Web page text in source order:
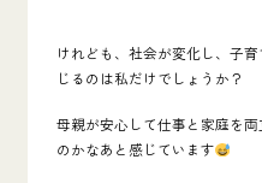
けれども、社会が変化し、子
じるのは私だけでしょうか？
母親が安心して仕事と家庭を
のかなあと感じています